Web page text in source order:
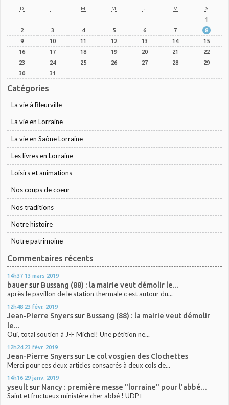
D L M M J V S
1
2
3 4 5 6 7
8
9
10 11 12 13 14
15
16
17 18 19 20 21
22
23
24 25 26 27 28
29
30
31
Catégories
La vie à Bleurville
La vie en Lorraine
La vie en Saône Lorraine
Les livres en Lorraine
Loisirs et animations
Nos coups de coeur
Nos traditions
Notre histoire
Notre patrimoine
Commentaires récents
14h37 13 mars 2019
bauersur Bussang (88) : la mairie veut démolir le...
après le pavillon de le station thermale c est autour du...
12h48 23 févr. 2019
Jean-Pierre Snyerssur Bussang (88) : la mairie veut démolir
le...
Oui, total soutien à J-F Michel! Une pétition ne...
12h24 23 févr. 2019
Jean-Pierre Snyerssur Le col vosgien des Clochettes
Merci pour ces deux articles consacrés à deux cols de...
14h16 29 janv. 2019
yseultsur Nancy : première messe "lorraine" pour l'abbé...
Saint et fructueux ministère cher abbé ! UDP+